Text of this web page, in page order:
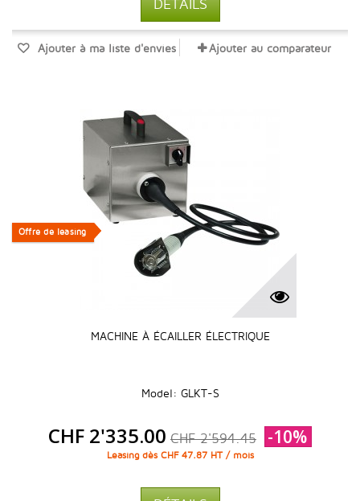
DÉTAILS
Ajouter à ma liste d'envies Ajouter au comparateur
Offre de leasing
Offre de leasing
MACHINE À ÉCAILLER ÉLECTRIQUE
Model: GLKT-S
CHF 2'335.00 CHF 2'594.45 -10%
Leasing dès CHF 47.87 HT / mois